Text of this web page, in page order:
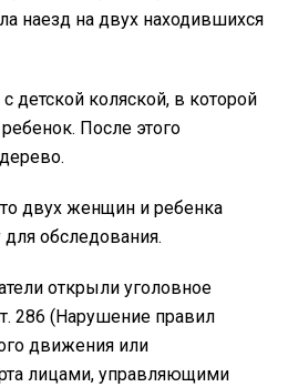
наезд на двух находившихся
детской коляской, в которой
После этого
двух женщин и ребенка
обследования.
открыли уголовное
286 (Нарушение правил
движения или
лицами, управляющими